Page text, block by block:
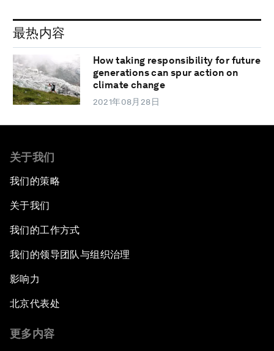
最热内容
How taking responsibility for future
generations can spur action on
climate change
2021年08月28日
关于我们
我们的策略
关于我们
我们的工作方式
我们的领导团队与组织治理
影响力
北京代表处
更多内容